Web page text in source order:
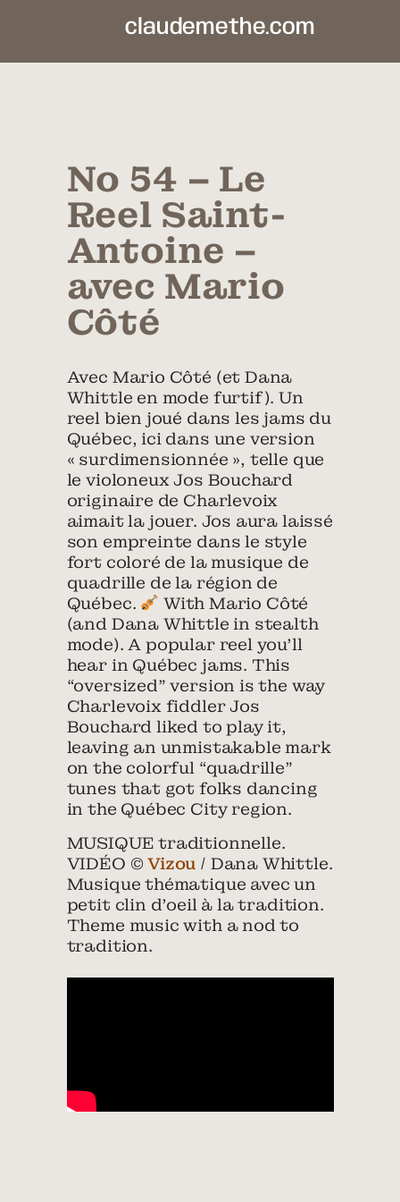
claudemethe.com
No 54 – Le
Reel Saint-
Antoine –
avec Mario
Côté
Avec Mario Côté (et Dana
Whittle en mode furtif). Un
reel bien joué dans les jams du
Québec, ici dans une version
« surdimensionnée », telle que
le violoneux Jos Bouchard
originaire de Charlevoix
aimait la jouer. Jos aura laissé
son empreinte dans le style
fort coloré de la musique de
quadrille de la région de
Québec.
With Mario Côté
(and Dana Whittle in stealth
mode). A popular reel you’ll
hear in Québec jams. This
“oversized” version is the way
Charlevoix fiddler Jos
Bouchard liked to play it,
leaving an unmistakable mark
on the colorful “quadrille”
tunes that got folks dancing
in the Québec City region.
MUSIQUE traditionnelle.
VIDÉO ©Vizou / Dana Whittle.
Musique thématique avec un
petit clin d’oeil à la tradition.
Theme music with a nod to
tradition.